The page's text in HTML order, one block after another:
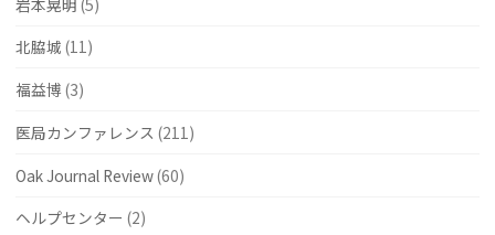
北脇城 (11)
福益博 (3)
医局カンファレンス (211)
Oak Journal Review(60)
ヘルプセンター (2)